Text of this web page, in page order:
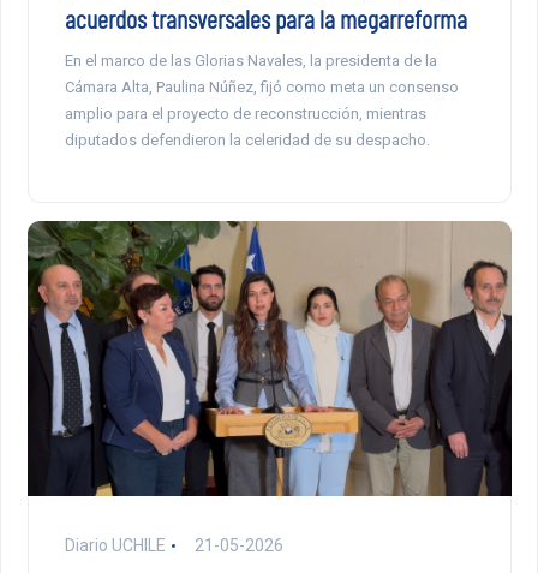
acuerdos transversales para la megarreforma
En el marco de las Glorias Navales, la presidenta de la
Cámara Alta, Paulina Núñez, fijó como meta un consenso
amplio para el proyecto de reconstrucción, mientras
diputados defendieron la celeridad de su despacho.
Diario UCHILE 21-05-2026